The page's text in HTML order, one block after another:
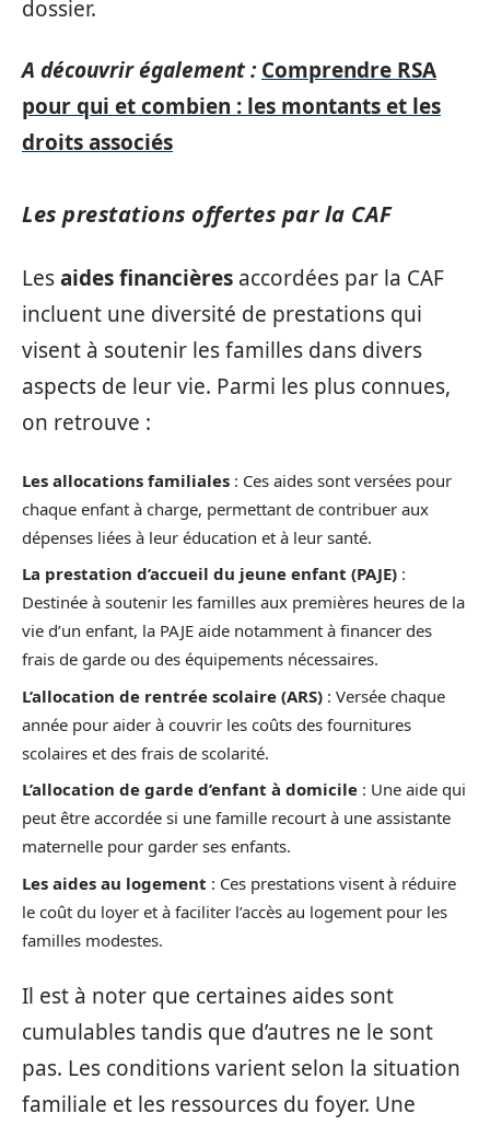
dossier.
A découvrir également : Comprendre RSA
pour qui et combien : les montants et les
droits associés
Les prestations offertes par la CAF
Lesaides financières accordées par la CAF
incluent une diversité de prestations qui
visent à soutenir les familles dans divers
aspects de leur vie. Parmi les plus connues,
on retrouve :
Les allocations familiales : Ces aides sont versées pour
chaque enfant à charge, permettant de contribuer aux
dépenses liées à leur éducation et à leur santé.
La prestation d’accueil du jeune enfant (PAJE) :
Destinée à soutenir les familles aux premières heures de la
vie d’un enfant, la PAJE aide notamment à financer des
frais de garde ou des équipements nécessaires.
L’allocation de rentrée scolaire (ARS) : Versée chaque
année pour aider à couvrir les coûts des fournitures
scolaires et des frais de scolarité.
L’allocation de garde d’enfant à domicile : Une aide qui
peut être accordée si une famille recourt à une assistante
maternelle pour garder ses enfants.
Les aides au logement : Ces prestations visent à réduire
le coût du loyer et à faciliter l’accès au logement pour les
familles modestes.
Il est à noter que certaines aides sont
cumulables tandis que d’autres ne le sont
pas. Les conditions varient selon la situation
familiale et les ressources du foyer. Une